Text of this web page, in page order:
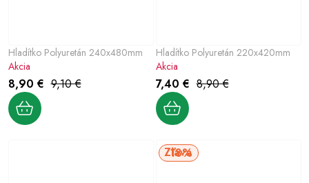
Hladítko Polyuretán 240x480mm
8,90 € 9,10 €
Akcia
Hladítko Polyuretán 220x420mm
7,40 € 8,90 €
Akcia
18%